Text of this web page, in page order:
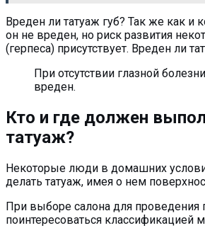
Вреден ли татуаж губ? Так же как и
он не вреден, но риск развития
(герпеса) присутствует. Вреден ли
При отсутствии глазной
вреден.
Кто и где должен
татуаж?
Некоторые люди в домашних
делать татуаж, имея о нем
При выборе салона для
поинтересоваться классификацией